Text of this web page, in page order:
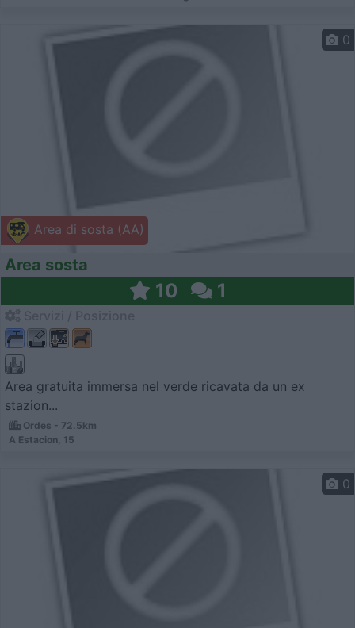
Area di sosta (AA)
0
Area sosta
10 1
Area gratuita immersa nel verde ricavata da un ex
stazion...
Ordes - 72.5km
A Estacion, 15
0